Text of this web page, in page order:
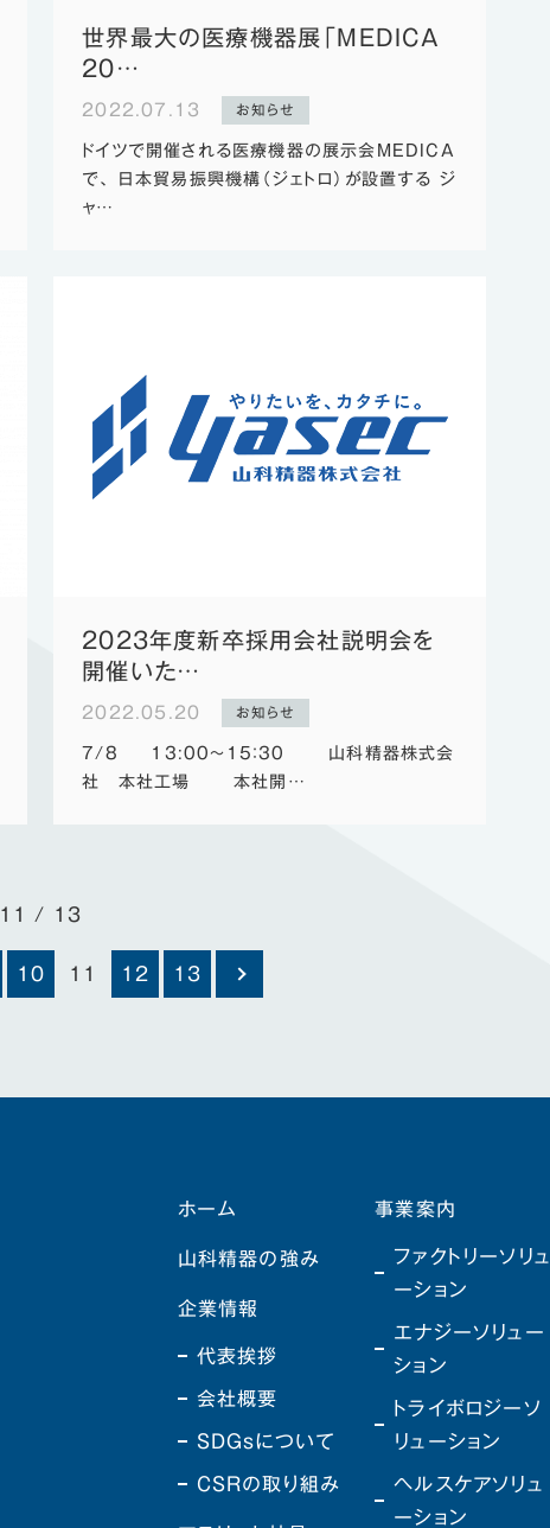
世界最大の医療機器展「MEDICA
20…
2022.07.13 お知らせ
ドイツで開催される医療機器の展示会MEDICA
で、 日本貿易振興機構（ジェトロ）が設置する ジ
ャ…
2023年度新卒採用会社説明会を
開催いた…
2022.05.20 お知らせ
7/8 13:00～15：30 山科精器株式会
社 本社工場 本社開…
11 / 13
10 11 12 13
ホーム
山科精器の強み
企業情報
代表挨拶
会社概要
SDGsについて
CSRの取り組み
事業案内
ファクトリーソリュ
ーション
エナジーソリュー
ション
トライボロジーソ
リューション
ヘルスケアソリュ
ーション